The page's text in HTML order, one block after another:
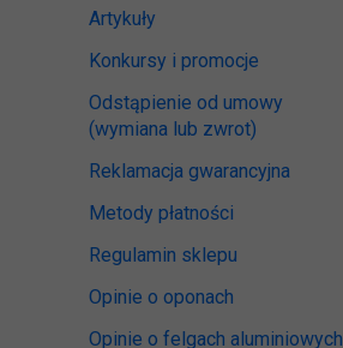
Artykuły
Konkursy i promocje
Odstąpienie od umowy
(wymiana lub zwrot)
Reklamacja gwarancyjna
Metody płatności
Regulamin sklepu
Opinie o oponach
Opinie o felgach aluminiowych